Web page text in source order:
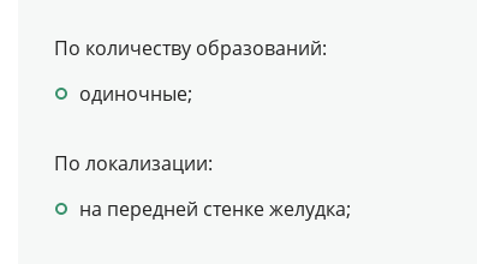
По количеству образований:
одиночные;
По локализации:
на передней стенке желудка;